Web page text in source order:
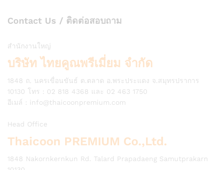
Contact Us / ติดต่อสอบถาม
สำนักงานใหญ่
บริษัท ไทยคูณพรีเมี่ยม จำกัด
1848 ถ. นครเขื่อนขันธ์ ต.ตลาด อ.พระประแดง จ.สมุทรปราการ
10130 โทร : 02 818 4368 และ 02 463 1750
อีเมล์ : info@thaicoonpremium.com
Head Office
Thaicoon PREMIUM Co.,Ltd.
1848 Nakornkernkun Rd. Talard Prapadaeng Samutprakarn